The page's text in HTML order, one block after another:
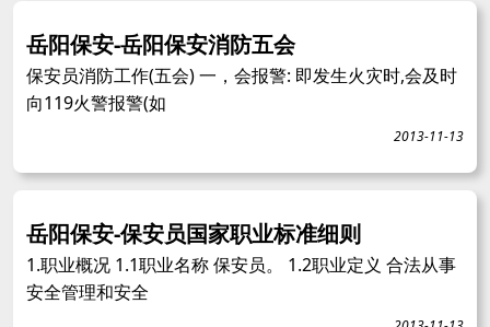
岳阳保安-岳阳保安消防五会
保安员消防工作(五会) 一，会报警: 即发生火灾时,会及时
向119火警报警(如
2013-11-13
岳阳保安-保安员国家职业标准细则
1.职业概况 1.1职业名称 保安员。 1.2职业定义 合法从事
安全管理和安全